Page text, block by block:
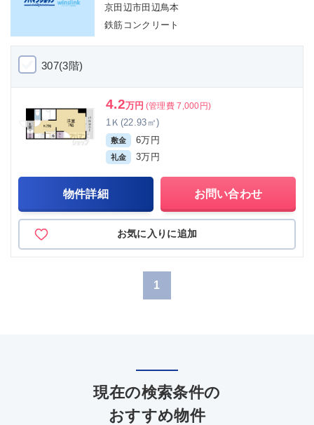
京田辺市田辺鳥本
鉄筋コンクリート
307(3階)
4.2万円 (管理費 7,000円)
1Ｋ(22.93㎡)
敷金 6万円
礼金 3万円
物件詳細 お問い合わせ
お気に入りに追加
1
現在の検索条件の
おすすめ物件